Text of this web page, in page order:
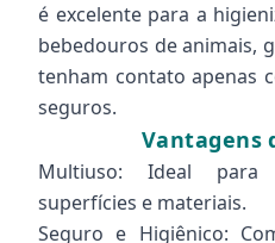
é excelente para a
bebedouros de animais,
tenham contato apenas
seguros.
Vantagens
Multiuso: Ideal
superfícies e materiais.
Seguro e Higiênico: